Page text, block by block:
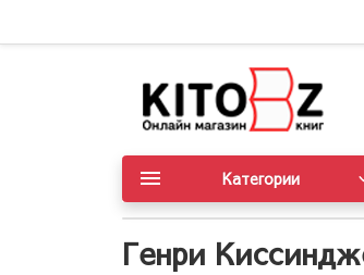
Категории
Генри